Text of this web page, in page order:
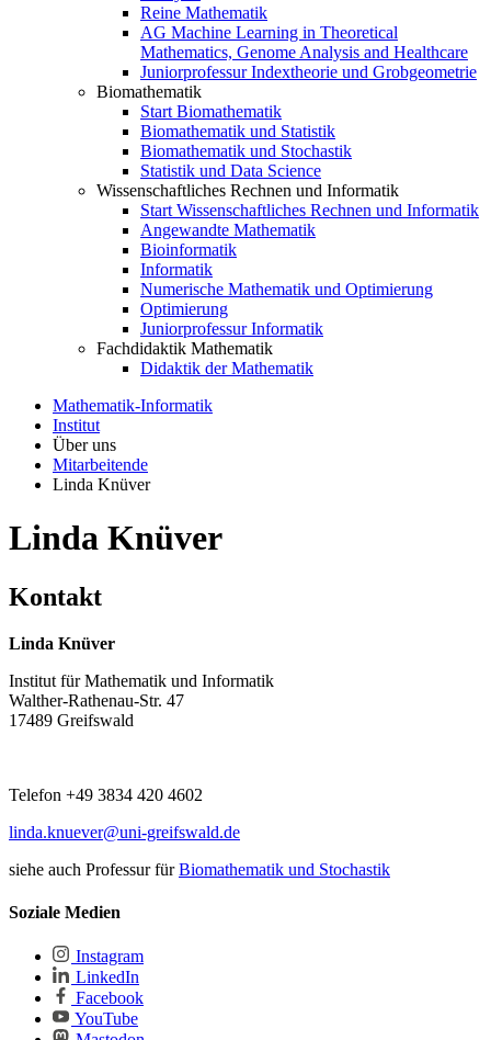
Reine Mathematik
AG Machine Learning in Theoretical
Mathematics, Genome Analysis and Healthcare
Juniorprofessur Indextheorie und Grobgeometrie
Biomathematik
Start Biomathematik
Biomathematik und Statistik
Biomathematik und Stochastik
Statistik und Data Science
Wissenschaftliches Rechnen und Informatik
Start Wissenschaftliches Rechnen und Informatik
Angewandte Mathematik
Bioinformatik
Informatik
Numerische Mathematik und Optimierung
Optimierung
Juniorprofessur Informatik
Fachdidaktik Mathematik
Didaktik der Mathematik
Mathematik-Informatik
Institut
Über uns
Mitarbeitende
Linda Knüver
Linda Knüver
Kontakt
Linda Knüver
Institut für Mathematik und Informatik
Walther-Rathenau-Str. 47
17489 Greifswald
Telefon +49 3834 420 4602
linda.knuever@uni-greifswald.de
siehe auch Professur fürBiomathematik und Stochastik
Soziale Medien
Instagram
LinkedIn
Facebook
YouTube